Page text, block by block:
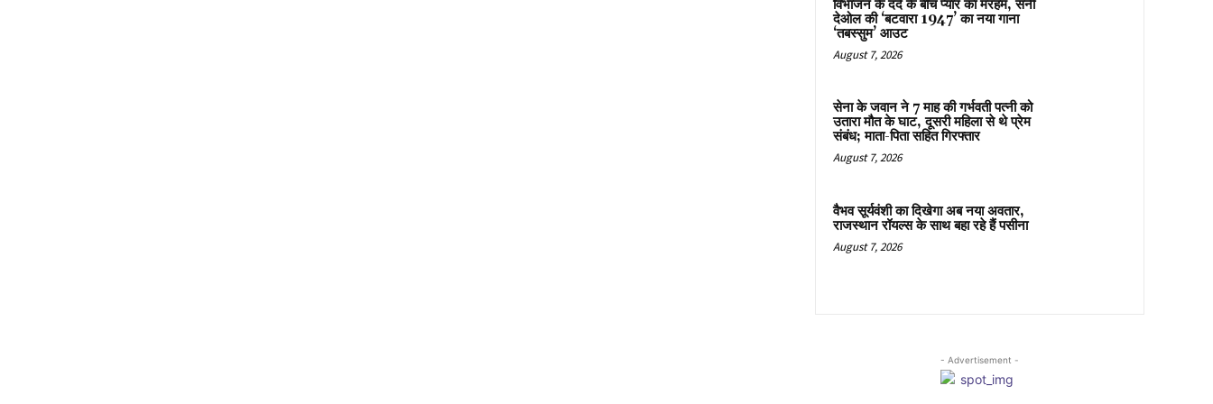
विभाजन के दर्द के बीच प्यार का मरहम, सनी
देओल की ‘बटवारा 1947’ का नया गाना
‘तबस्सुम’ आउट
August 7, 2026
सेना के जवान ने 7 माह की गर्भवती पत्नी को
उतारा मौत के घाट, दूसरी महिला से थे प्रेम
संबंध; माता-पिता सहित गिरफ्तार
August 7, 2026
वैभव सूर्यवंशी का दिखेगा अब नया अवतार,
राजस्थान रॉयल्स के साथ बहा रहे हैं पसीना
August 7, 2026
- Advertisement -